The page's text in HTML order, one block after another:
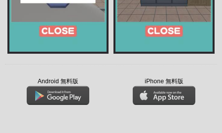
Android 無料版 iPhone 無料版